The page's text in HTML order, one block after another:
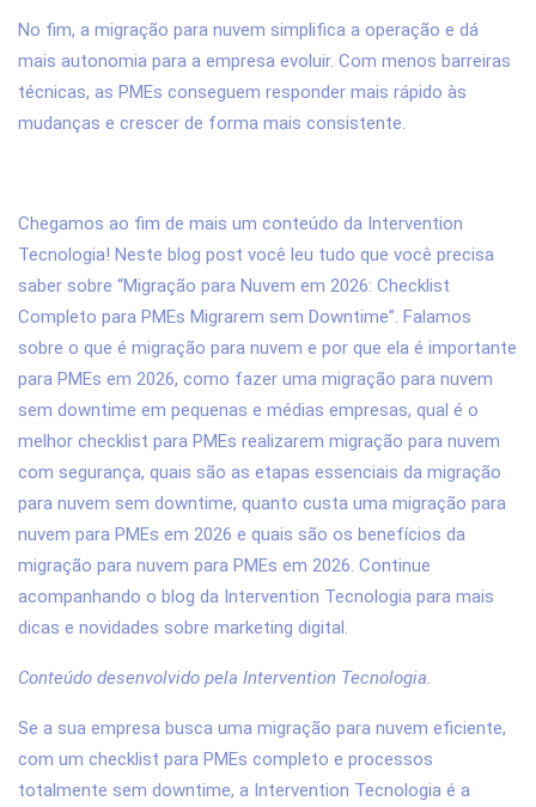
No fim, a migração para nuvem simplifica a operação e dá
mais autonomia para a empresa evoluir. Com menos barreiras
técnicas, as PMEs conseguem responder mais rápido às
mudanças e crescer de forma mais consistente.
Chegamos ao fim de mais um conteúdo da Intervention
Tecnologia! Neste blog post você leu tudo que você precisa
saber sobre “Migração para Nuvem em 2026: Checklist
Completo para PMEs Migrarem sem Downtime”. Falamos
sobre o que é migração para nuvem e por que ela é importante
para PMEs em 2026, como fazer uma migração para nuvem
sem downtime em pequenas e médias empresas, qual é o
melhor checklist para PMEs realizarem migração para nuvem
com segurança, quais são as etapas essenciais da migração
para nuvem sem downtime, quanto custa uma migração para
nuvem para PMEs em 2026 e quais são os benefícios da
migração para nuvem para PMEs em 2026. Continue
acompanhando o blog da Intervention Tecnologia para mais
dicas e novidades sobre marketing digital.
Conteúdo desenvolvido pela Intervention Tecnologia.
Se a sua empresa busca uma migração para nuvem eficiente,
com um checklist para PMEs completo e processos
totalmente sem downtime, a Intervention Tecnologia é a